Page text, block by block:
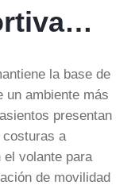
la base de
un ambiente más
presentan
costuras a
volante para
de movilidad